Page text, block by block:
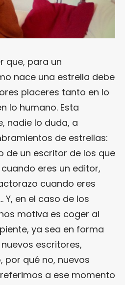
que, para un
nace una estrella debe
placeres tanto en lo
lo humano. Esta
nadie lo duda, a
de estrellas:
de un escritor de los que
eres un editor,
cuando eres
en el caso de los
motiva es coger al
ya sea en forma
escritores,
por qué no, nuevos
a ese momento